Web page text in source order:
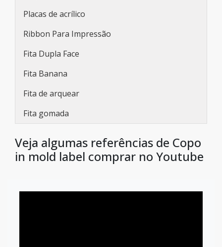
Placas de acrílico
Ribbon Para Impressão
Fita Dupla Face
Fita Banana
Fita de arquear
Fita gomada
Veja algumas referências de Copo
in mold label comprar no Youtube